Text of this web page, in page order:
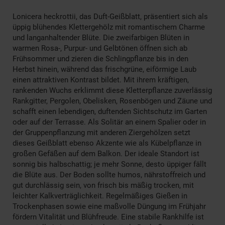
Lonicera heckrottii, das Duft-Geißblatt, präsentiert sich als
üppig blühendes Klettergehölz mit romantischem Charme
und langanhaltender Blüte. Die zweifarbigen Blüten in
warmen Rosa-, Purpur- und Gelbtönen öffnen sich ab
Frühsommer und zieren die Schlingpflanze bis in den
Herbst hinein, während das frischgrüne, eiförmige Laub
einen attraktiven Kontrast bildet. Mit ihrem kräftigen,
rankenden Wuchs erklimmt diese Kletterpflanze zuverlässig
Rankgitter, Pergolen, Obelisken, Rosenbögen und Zäune und
schafft einen lebendigen, duftenden Sichtschutz im Garten
oder auf der Terrasse. Als Solitär an einem Spalier oder in
der Gruppenpflanzung mit anderen Ziergehölzen setzt
dieses Geißblatt ebenso Akzente wie als Kübelpflanze in
großen Gefäßen auf dem Balkon. Der ideale Standort ist
sonnig bis halbschattig; je mehr Sonne, desto üppiger fällt
die Blüte aus. Der Boden sollte humos, nährstoffreich und
gut durchlässig sein, von frisch bis mäßig trocken, mit
leichter Kalkverträglichkeit. Regelmäßiges Gießen in
Trockenphasen sowie eine maßvolle Düngung im Frühjahr
fördern Vitalität und Blühfreude. Eine stabile Rankhilfe ist